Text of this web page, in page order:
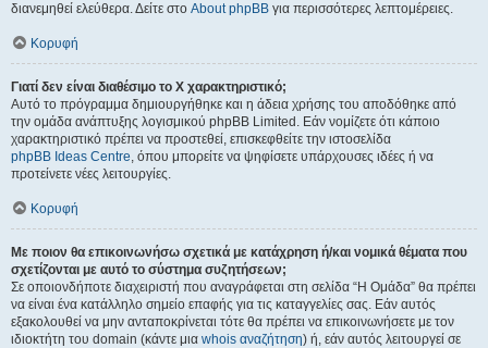
διανεμηθεί ελεύθερα. Δείτε στο About phpBB για περισσότερες λεπτομέρειες.
Κορυφή
Γιατί δεν είναι διαθέσιμο το Χ χαρακτηριστικό;
Αυτό το πρόγραμμα δημιουργήθηκε και η άδεια χρήσης του αποδόθηκε από
την ομάδα ανάπτυξης λογισμικού phpBB Limited. Εάν νομίζετε ότι κάποιο
χαρακτηριστικό πρέπει να προστεθεί, επισκεφθείτε την ιστοσελίδα
phpBB Ideas Centre, όπου μπορείτε να ψηφίσετε υπάρχουσες ιδέες ή να
προτείνετε νέες λειτουργίες.
Κορυφή
Με ποιον θα επικοινωνήσω σχετικά με κατάχρηση ή/και νομικά θέματα που
σχετίζονται με αυτό το σύστημα συζητήσεων;
Σε οποιονδήποτε διαχειριστή που αναγράφεται στη σελίδα “Η Ομάδα” θα πρέπει
να είναι ένα κατάλληλο σημείο επαφής για τις καταγγελίες σας. Εάν αυτός
εξακολουθεί να μην ανταποκρίνεται τότε θα πρέπει να επικοινωνήσετε με τον
ιδιοκτήτη του domain (κάντε μια whois αναζήτηση) ή, εάν αυτός λειτουργεί σε